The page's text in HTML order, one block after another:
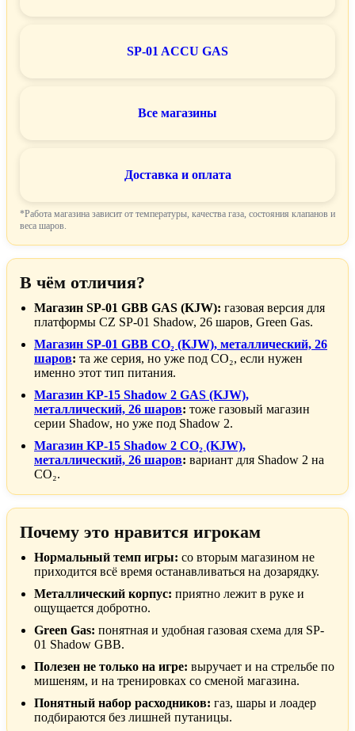
SP-01 ACCU GAS
Все магазины
Доставка и оплата
*Работа магазина зависит от температуры, качества газа, состояния клапанов и
веса шаров.
В чём отличия?
Магазин SP-01 GBB GAS (KJW): газовая версия для
платформы CZ SP-01 Shadow, 26 шаров, Green Gas.
Магазин SP-01 GBB CO₂ (KJW), металлический, 26
шаров: та же серия, но уже под CO₂, если нужен
именно этот тип питания.
Магазин KP-15 Shadow 2 GAS (KJW),
металлический, 26 шаров: тоже газовый магазин
серии Shadow, но уже под Shadow 2.
Магазин KP-15 Shadow 2 CO₂ (KJW),
металлический, 26 шаров: вариант для Shadow 2 на
CO₂.
Почему это нравится игрокам
Нормальный темп игры: со вторым магазином не
приходится всё время останавливаться на дозарядку.
Металлический корпус: приятно лежит в руке и
ощущается добротно.
Green Gas: понятная и удобная газовая схема для SP-
01 Shadow GBB.
Полезен не только на игре: выручает и на стрельбе по
мишеням, и на тренировках со сменой магазина.
Понятный набор расходников: газ, шары и лоадер
подбираются без лишней путаницы.